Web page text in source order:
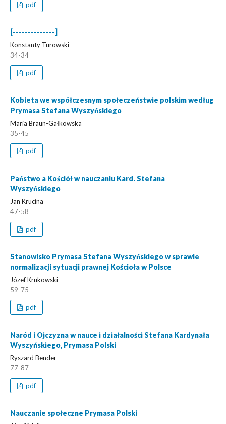
pdf
[--------------]
Konstanty Turowski
34-34
pdf
Kobieta we współczesnym społeczeństwie polskim według
Prymasa Stefana Wyszyńskiego
Maria Braun-Gałkowska
35-45
pdf
Państwo a Kościół w nauczaniu Kard. Stefana
Wyszyńskiego
Jan Krucina
47-58
pdf
Stanowisko Prymasa Stefana Wyszyńskiego w sprawie
normalizacji sytuacji prawnej Kościoła w Polsce
Józef Krukowski
59-75
pdf
Naród i Ojczyzna w nauce i działalności Stefana Kardynała
Wyszyńskiego, Prymasa Polski
Ryszard Bender
77-87
pdf
Nauczanie społeczne Prymasa Polski